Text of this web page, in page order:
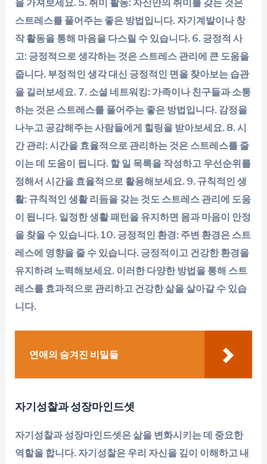
을 가져보세요. 5. 취미 활동: 자신만의 취미를 갖는 것은
스트레스를 풀어주는 좋은 방법입니다. 자기계발이나 창
작 활동을 통해 마음을 다스릴 수 있습니다. 6. 긍정적 사
고: 긍정적으로 생각하는 것은 스트레스 관리에 큰 도움을
줍니다. 부정적인 생각 대신 긍정적인 면을 찾아보는 습관
을 길러보세요. 7. 소셜 네트워킹: 가족이나 친구들과 소통
하는 것은 스트레스를 풀어주는 좋은 방법입니다. 감정을
나누고 공감해주는 사람들에게 힐링을 받아보세요. 8. 시
간 관리: 시간을 효율적으로 관리하는 것은 스트레스를 줄
이는 데 도움이 됩니다. 할 일 목록을 작성하고 우선순위를
정해서 시간을 효율적으로 활용해보세요. 9. 규칙적인 생
활: 규칙적인 생활 리듬을 갖는 것도 스트레스 관리에 도움
이 됩니다. 일정한 생활 패턴을 유지하면 몸과 마음이 안정
을 찾을 수 있습니다. 10. 긍정적인 환경: 주변 환경은 스트
레스에 영향을 줄 수 있습니다. 긍정적이고 건강한 환경을
유지하려 노력해보세요. 이러한 다양한 방법을 통해 스트
레스를 효과적으로 관리하고 건강한 삶을 살아갈 수 있습
니다.
연애의 숨겨진 비밀들
자기성찰과 성장마인드셋
자기성찰과 성장마인드셋은 삶을 변화시키는 데 중요한
역할을 합니다. 자기성찰은 우리 자신을 깊이 이해하고 내